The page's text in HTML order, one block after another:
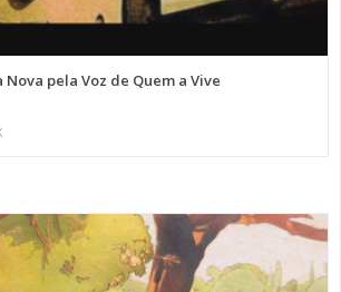
pela Voz de Quem a Vive